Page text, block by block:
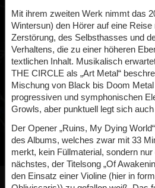
Mit ihrem zweiten Werk nimmt das
Wintersun) den Hörer auf eine
Zerstörung, des Selbsthasses und
Verhaltens, die zu einer höheren
textlichen Inhalt. Musikalisch
THE CIRCLE als „Art Metal“
Mischung von Black bis Doom
progressiven und symphonischen
Growls, aber punktuell legt sich
Der Opener „Ruins, My Dying
des Albums, welches zwar mit 33
merkt, kein Füllmaterial, sondern
nächstes, der Titelsong „Of
den Einsatz einer Violine (hier in